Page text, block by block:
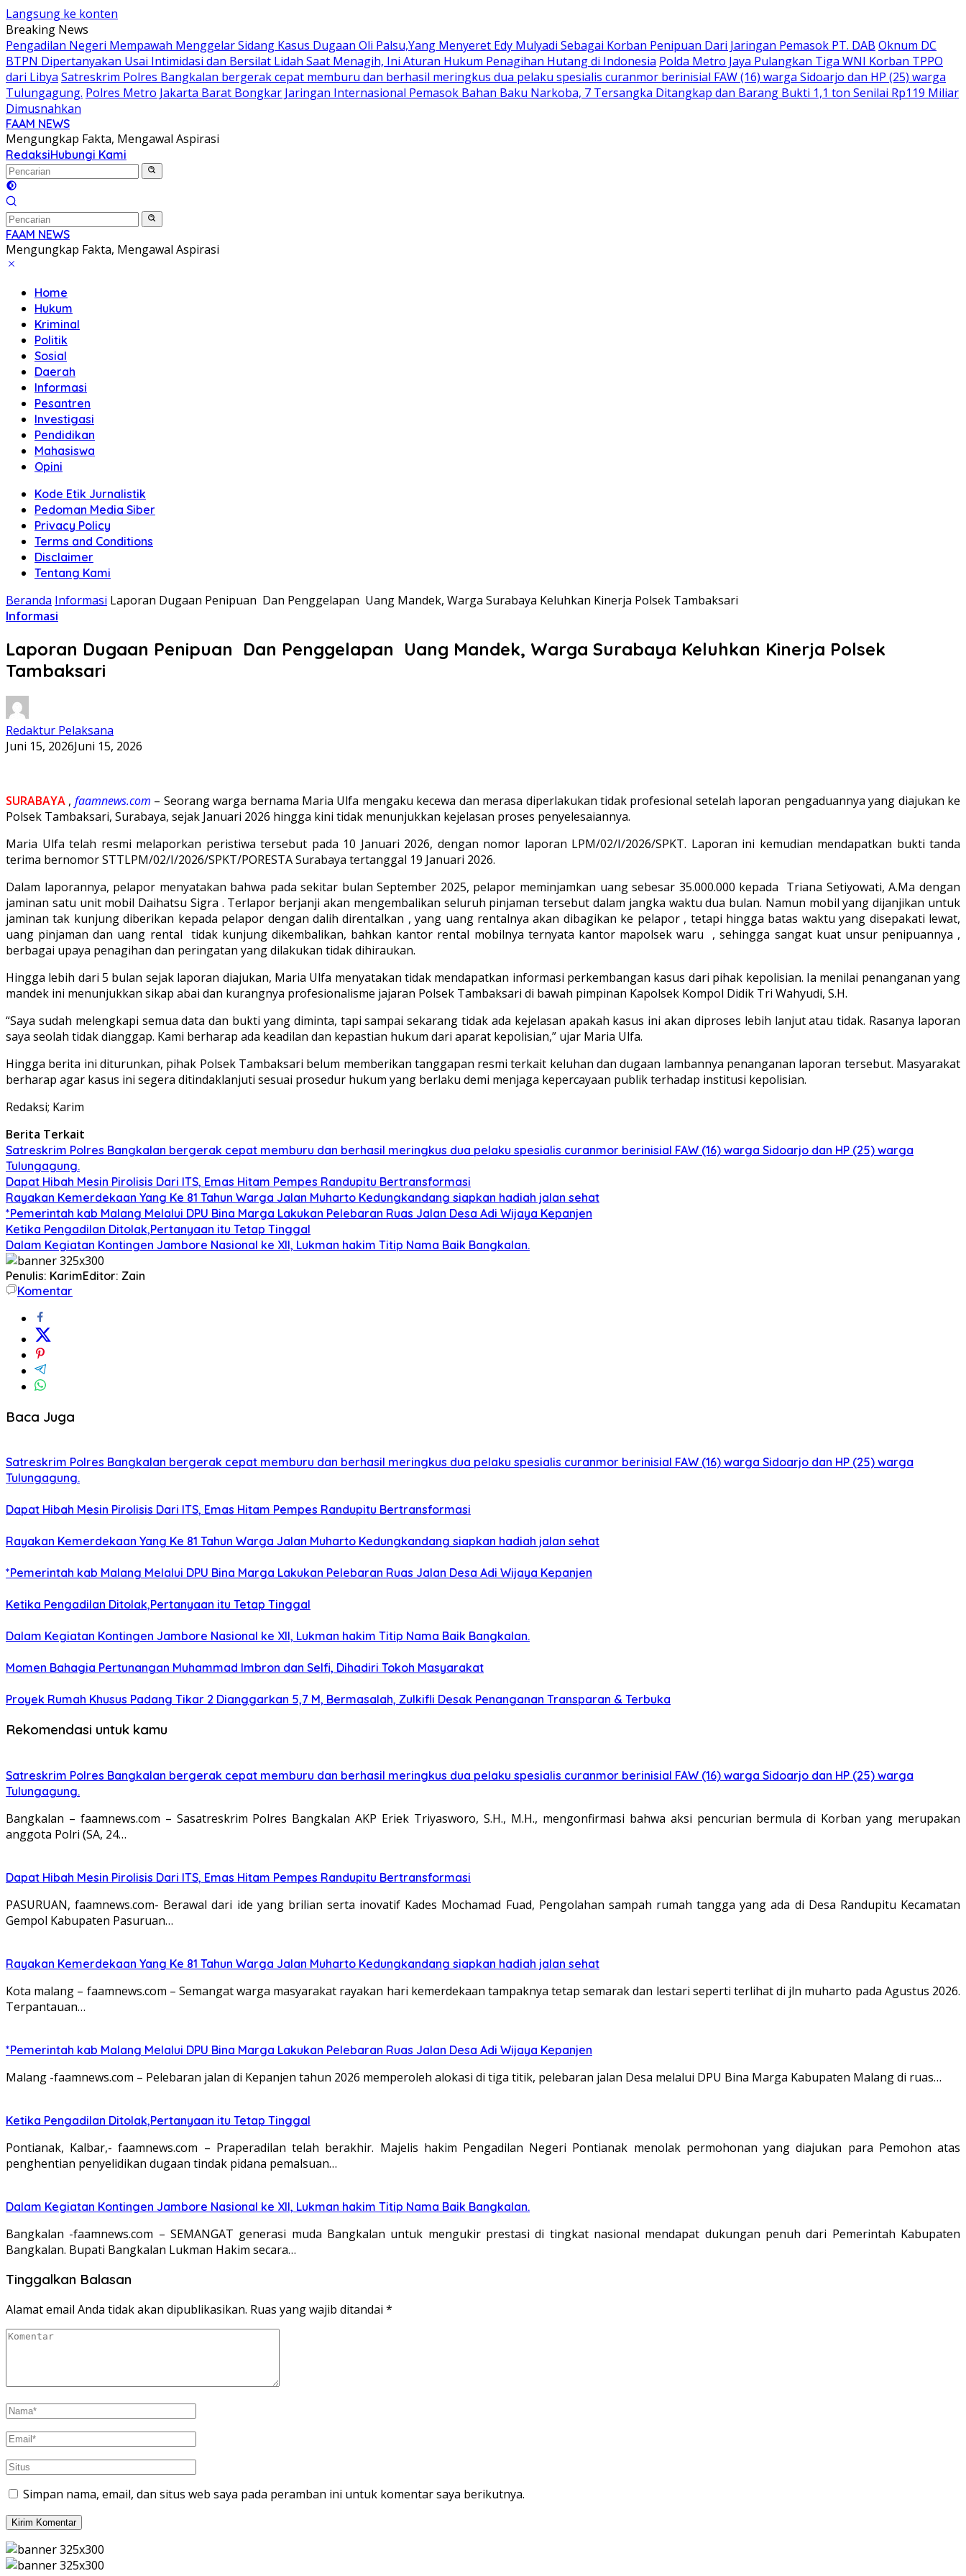
Langsung ke konten
Breaking News
Pengadilan Negeri Mempawah Menggelar Sidang Kasus Dugaan Oli Palsu,Yang Menyeret Edy Mulyadi Sebagai Korban Penipuan Dari Jaringan Pemasok PT. DAB Oknum DC
BTPN Dipertanyakan Usai Intimidasi dan Bersilat Lidah Saat Menagih, Ini Aturan Hukum Penagihan Hutang di Indonesia Polda Metro Jaya Pulangkan Tiga WNI Korban TPPO
dari Libya Satreskrim Polres Bangkalan bergerak cepat memburu dan berhasil meringkus dua pelaku spesialis curanmor berinisial FAW (16) warga Sidoarjo dan HP (25) warga
Tulungagung. Polres Metro Jakarta Barat Bongkar Jaringan Internasional Pemasok Bahan Baku Narkoba, 7 Tersangka Ditangkap dan Barang Bukti 1,1 ton Senilai Rp119 Miliar
Dimusnahkan
FAAM NEWS
Mengungkap Fakta, Mengawal Aspirasi
RedaksiHubungi Kami
FAAM NEWS
Mengungkap Fakta, Mengawal Aspirasi
Home
Hukum
Kriminal
Politik
Sosial
Daerah
Informasi
Pesantren
Investigasi
Pendidikan
Mahasiswa
Opini
Kode Etik Jurnalistik
Pedoman Media Siber
Privacy Policy
Terms and Conditions
Disclaimer
Tentang Kami
Beranda Informasi Laporan Dugaan Penipuan Dan Penggelapan Uang Mandek, Warga Surabaya Keluhkan Kinerja Polsek Tambaksari
Informasi
Laporan Dugaan Penipuan Dan Penggelapan Uang Mandek, Warga Surabaya Keluhkan Kinerja Polsek
Tambaksari
Redaktur Pelaksana
Juni 15, 2026Juni 15, 2026
SURABAYA , faamnews.com – Seorang warga bernama Maria Ulfa mengaku kecewa dan merasa diperlakukan tidak profesional setelah laporan pengaduannya yang diajukan ke
Polsek Tambaksari, Surabaya, sejak Januari 2026 hingga kini tidak menunjukkan kejelasan proses penyelesaiannya.
Maria Ulfa telah resmi melaporkan peristiwa tersebut pada 10 Januari 2026, dengan nomor laporan LPM/02/I/2026/SPKT. Laporan ini kemudian mendapatkan bukti tanda
terima bernomor STTLPM/02/I/2026/SPKT/PORESTA Surabaya tertanggal 19 Januari 2026.
Dalam laporannya, pelapor menyatakan bahwa pada sekitar bulan September 2025, pelapor meminjamkan uang sebesar 35.000.000 kepada Triana Setiyowati, A.Ma dengan
jaminan satu unit mobil Daihatsu Sigra . Terlapor berjanji akan mengembalikan seluruh pinjaman tersebut dalam jangka waktu dua bulan. Namun mobil yang dijanjikan untuk
jaminan tak kunjung diberikan kepada pelapor dengan dalih direntalkan , yang uang rentalnya akan dibagikan ke pelapor , tetapi hingga batas waktu yang disepakati lewat,
uang pinjaman dan uang rental tidak kunjung dikembalikan, bahkan kantor rental mobilnya ternyata kantor mapolsek waru , sehingga sangat kuat unsur penipuannya ,
berbagai upaya penagihan dan peringatan yang dilakukan tidak dihiraukan.
Hingga lebih dari 5 bulan sejak laporan diajukan, Maria Ulfa menyatakan tidak mendapatkan informasi perkembangan kasus dari pihak kepolisian. Ia menilai penanganan yang
mandek ini menunjukkan sikap abai dan kurangnya profesionalisme jajaran Polsek Tambaksari di bawah pimpinan Kapolsek Kompol Didik Tri Wahyudi, S.H.
“Saya sudah melengkapi semua data dan bukti yang diminta, tapi sampai sekarang tidak ada kejelasan apakah kasus ini akan diproses lebih lanjut atau tidak. Rasanya laporan
saya seolah tidak dianggap. Kami berharap ada keadilan dan kepastian hukum dari aparat kepolisian,” ujar Maria Ulfa.
Hingga berita ini diturunkan, pihak Polsek Tambaksari belum memberikan tanggapan resmi terkait keluhan dan dugaan lambannya penanganan laporan tersebut. Masyarakat
berharap agar kasus ini segera ditindaklanjuti sesuai prosedur hukum yang berlaku demi menjaga kepercayaan publik terhadap institusi kepolisian.
Redaksi; Karim
Berita Terkait
Satreskrim Polres Bangkalan bergerak cepat memburu dan berhasil meringkus dua pelaku spesialis curanmor berinisial FAW (16) warga Sidoarjo dan HP (25) warga
Tulungagung.
Dapat Hibah Mesin Pirolisis Dari ITS, Emas Hitam Pempes Randupitu Bertransformasi
Rayakan Kemerdekaan Yang Ke 81 Tahun Warga Jalan Muharto Kedungkandang siapkan hadiah jalan sehat
*Pemerintah kab Malang Melalui DPU Bina Marga Lakukan Pelebaran Ruas Jalan Desa Adi Wijaya Kepanjen
Ketika Pengadilan Ditolak,Pertanyaan itu Tetap Tinggal
Dalam Kegiatan Kontingen Jambore Nasional ke XII, Lukman hakim Titip Nama Baik Bangkalan.
Penulis: KarimEditor: Zain
Komentar
Baca Juga
Satreskrim Polres Bangkalan bergerak cepat memburu dan berhasil meringkus dua pelaku spesialis curanmor berinisial FAW (16) warga Sidoarjo dan HP (25) warga
Tulungagung.
Dapat Hibah Mesin Pirolisis Dari ITS, Emas Hitam Pempes Randupitu Bertransformasi
Rayakan Kemerdekaan Yang Ke 81 Tahun Warga Jalan Muharto Kedungkandang siapkan hadiah jalan sehat
*Pemerintah kab Malang Melalui DPU Bina Marga Lakukan Pelebaran Ruas Jalan Desa Adi Wijaya Kepanjen
Ketika Pengadilan Ditolak,Pertanyaan itu Tetap Tinggal
Dalam Kegiatan Kontingen Jambore Nasional ke XII, Lukman hakim Titip Nama Baik Bangkalan.
Momen Bahagia Pertunangan Muhammad Imbron dan Selfi, Dihadiri Tokoh Masyarakat
Proyek Rumah Khusus Padang Tikar 2 Dianggarkan 5,7 M, Bermasalah, Zulkifli Desak Penanganan Transparan & Terbuka
Rekomendasi untuk kamu
Satreskrim Polres Bangkalan bergerak cepat memburu dan berhasil meringkus dua pelaku spesialis curanmor berinisial FAW (16) warga Sidoarjo dan HP (25) warga
Tulungagung.
Bangkalan – faamnews.com – Sasatreskrim Polres Bangkalan AKP Eriek Triyasworo, S.H., M.H., mengonfirmasi bahwa aksi pencurian bermula di Korban yang merupakan
anggota Polri (SA, 24…
Dapat Hibah Mesin Pirolisis Dari ITS, Emas Hitam Pempes Randupitu Bertransformasi
PASURUAN, faamnews.com- Berawal dari ide yang brilian serta inovatif Kades Mochamad Fuad, Pengolahan sampah rumah tangga yang ada di Desa Randupitu Kecamatan
Gempol Kabupaten Pasuruan…
Rayakan Kemerdekaan Yang Ke 81 Tahun Warga Jalan Muharto Kedungkandang siapkan hadiah jalan sehat
Kota malang – faamnews.com – Semangat warga masyarakat rayakan hari kemerdekaan tampaknya tetap semarak dan lestari seperti terlihat di jln muharto pada Agustus 2026.
Terpantauan…
*Pemerintah kab Malang Melalui DPU Bina Marga Lakukan Pelebaran Ruas Jalan Desa Adi Wijaya Kepanjen
Malang -faamnews.com – Pelebaran jalan di Kepanjen tahun 2026 memperoleh alokasi di tiga titik, pelebaran jalan Desa melalui DPU Bina Marga Kabupaten Malang di ruas…
Ketika Pengadilan Ditolak,Pertanyaan itu Tetap Tinggal
Pontianak, Kalbar,- faamnews.com – Praperadilan telah berakhir. Majelis hakim Pengadilan Negeri Pontianak menolak permohonan yang diajukan para Pemohon atas
penghentian penyelidikan dugaan tindak pidana pemalsuan…
Dalam Kegiatan Kontingen Jambore Nasional ke XII, Lukman hakim Titip Nama Baik Bangkalan.
Bangkalan -faamnews.com – SEMANGAT generasi muda Bangkalan untuk mengukir prestasi di tingkat nasional mendapat dukungan penuh dari Pemerintah Kabupaten
Bangkalan. Bupati Bangkalan Lukman Hakim secara…
Tinggalkan Balasan
Alamat email Anda tidak akan dipublikasikan. Ruas yang wajib ditandai *
Simpan nama, email, dan situs web saya pada peramban ini untuk komentar saya berikutnya.